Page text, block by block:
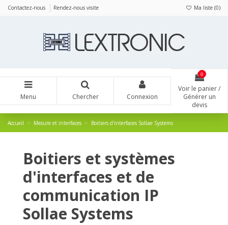
Contactez-nous Rendez-nous visite Ma liste (0)
Menu Chercher Connexion
0
Voir le panier /
Générer un
devis
Accueil Mesure et interfaces Boitiers d'interfaces Sollae Systems
Boitiers et systèmes
d'interfaces et de
communication IP
Sollae Systems
Panneau de gestion des cookies